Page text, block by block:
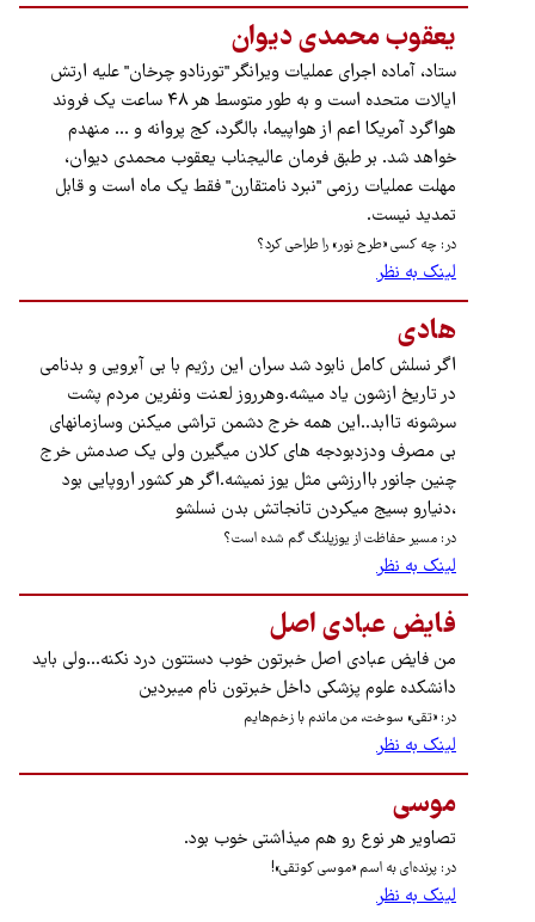
یعقوب محمدی دیوان
ستاد، آماده اجرای عملیات ویرانگر "تورنادو چرخان" علیه ارتش
ایالات متحده است و به طور متوسط هر ۴۸ ساعت یک فروند
هواگرد آمریکا اعم از هواپیما، بالگرد، کج پروانه و ... منهدم
خواهد شد. بر طبق فرمان عالیجناب یعقوب محمدی دیوان،
مهلت عملیات رزمی "نبرد نامتقارن" فقط یک ماه است و قابل
تمدید نیست.
در: چه کسی «طرح نور» را طراحی کرد؟
لینک به نظر
هادی
اگر نسلش کامل نابود شد سران این رژیم با بی آبرویی و بدنامی
در تاریخ ازشون یاد میشه.وهرروز لعنت ونفرین مردم پشت
سرشونه تاابد..این همه خرج دشمن تراشی میکنن وسازمانهای
بی مصرف ودزدبودجه های کلان میگیرن ولی یک صدمش خرج
چنین جانور باارزشی مثل یوز نمیشه.اگر هر کشور اروپایی بود
،دنیارو بسیج میکردن تانجاتش بدن نسلشو
در: مسیر حفاظت از یوزپلنگ گم شده است؟
لینک به نظر
فایض عبادی اصل
من فایض عبادی اصل خبرتون خوب دستتون درد نکنه...ولی باید
دانشکده علوم پزشکی داخل خبرتون نام میبردین
در: «تقی» سوخت، من ماندم با زخم‌هایم
لینک به نظر
موسی
تصاویر هر نوع رو هم میذاشتی خوب بود.
در: پرنده‌ای به اسم «موسی کوتقی»!
لینک به نظر